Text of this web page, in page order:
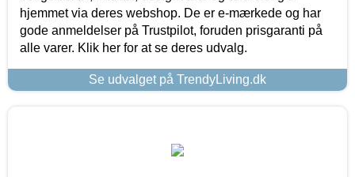
hjemmet via deres webshop. De er e-mærkede og har
gode anmeldelser på Trustpilot, foruden prisgaranti på
alle varer. Klik her for at se deres udvalg.
Se udvalget på TrendyLiving.dk